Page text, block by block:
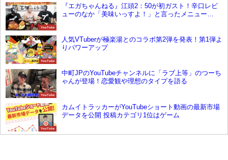
YouTube
『エガちゃんねる』江頭2：50が初ガスト！辛口レビ
ューのなか「美味いっすよ！」と言ったメニュー
YouTube
人気VTuberが極楽湯とのコラボ第2弾を発表！第1弾よ
りパワーアップ
YouTube
中町JPのYouTubeチャンネルに「ラブ上等」のつーち
ゃんが登場！恋愛観や理想のタイプを語る
YouTube
カムイトラッカーがYouTubeショート動画の最新市場
データを公開 投稿カテゴリ1位はゲーム